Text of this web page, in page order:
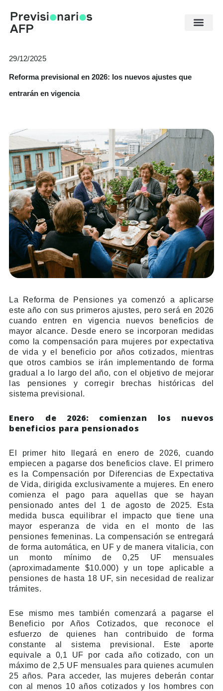
contenido
29/12/2025
Reforma previsional en 2026: los nuevos ajustes que
entrarán en vigencia
La Reforma de Pensiones ya comenzó a aplicarse
este año con sus primeros ajustes, pero será en 2026
cuando entren en vigencia nuevos beneficios de
mayor alcance. Desde enero se incorporan medidas
como la compensación para mujeres por expectativa
de vida y el beneficio por años cotizados, mientras
que otros cambios se irán implementando de forma
gradual a lo largo del año, con el objetivo de mejorar
las pensiones y corregir brechas históricas del
sistema previsional.
Enero de 2026: comienzan los nuevos
beneficios para pensionados
El primer hito llegará en enero de 2026, cuando
empiecen a pagarse dos beneficios clave. El primero
es la Compensación por Diferencias de Expectativa
de Vida, dirigida exclusivamente a mujeres. En enero
comienza el pago para aquellas que se hayan
pensionado antes del 1 de agosto de 2025. Esta
medida busca equilibrar el impacto que tiene una
mayor esperanza de vida en el monto de las
pensiones femeninas. La compensación se entregará
de forma automática, en UF y de manera vitalicia, con
un monto mínimo de 0,25 UF mensuales
(aproximadamente $10.000) y un tope aplicable a
pensiones de hasta 18 UF, sin necesidad de realizar
trámites.
Ese mismo mes también comenzará a pagarse el
Beneficio por Años Cotizados, que reconoce el
esfuerzo de quienes han contribuido de forma
constante al sistema previsional. Este aporte
equivale a 0,1 UF por cada año cotizado, con un
máximo de 2,5 UF mensuales para quienes acumulen
25 años. Para acceder, las mujeres deberán contar
con al menos 10 años cotizados y los hombres con